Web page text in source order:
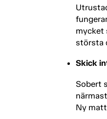
mycket
största
Skick
Sobert
Ny